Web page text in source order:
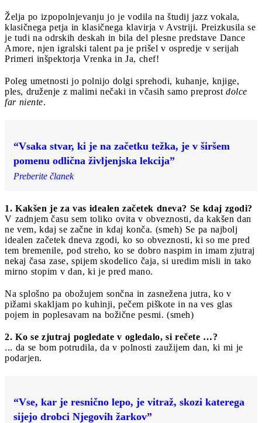
Želja po izpopolnjevanju jo je vodila na študij jazz vokala,
klasičnega petja in klasičnega klavirja v Avstriji. Preizkusila se
je tudi na odrskih deskah in bila del plesne predstave Dance
Amore, njen igralski talent pa je prišel v ospredje v serijah
Primeri inšpektorja Vrenka in Ja, chef!
Poleg umetnosti jo polnijo dolgi sprehodi, kuhanje, knjige,
ples, druženje z malimi nečaki in včasih samo preprost dolce
far niente.
“Vsaka stvar, ki je na začetku težka, je v širšem
pomenu odlična življenjska lekcija”
Preberite članek
1. Kakšen je za vas idealen začetek dneva? Se kdaj zgodi?
V zadnjem času sem toliko ovita v obveznosti, da kakšen dan
ne vem, kdaj se začne in kdaj konča. (smeh) Se pa najbolj
idealen začetek dneva zgodi, ko so obveznosti, ki so me pred
tem bremenile, pod streho, ko se dobro naspim in imam zjutraj
nekaj časa zase, spijem skodelico čaja, si uredim misli in tako
mirno stopim v dan, ki je pred mano.
Na splošno pa obožujem sončna in zasnežena jutra, ko v
pižami skakljam po kuhinji, pečem piškote in na ves glas
pojem in poplesavam na božične pesmi. (smeh)
2. Ko se zjutraj pogledate v ogledalo, si rečete …?
... da se bom potrudila, da v polnosti zaužijem dan, ki mi je
podarjen.
“Vse, kar je resnično lepo, je vitraž, skozi katerega
sijejo drobci Njegovih žarkov”